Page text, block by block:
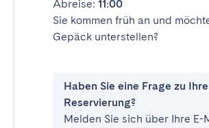
Abreise: 11:00
Sie kommen früh an und
Gepäck unterstellen?
Haben Sie eine Frage zu
Reservierung?
Melden Sie sich über Ihre E-